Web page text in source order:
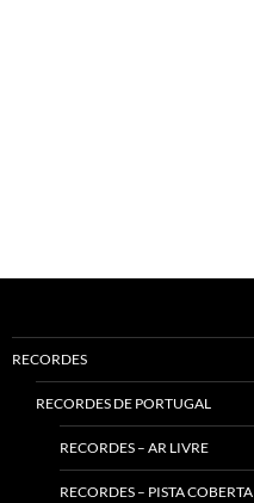
RECORDES
RECORDES DE PORTUGAL
RECORDES – AR LIVRE
RECORDES – PISTA COBERTA